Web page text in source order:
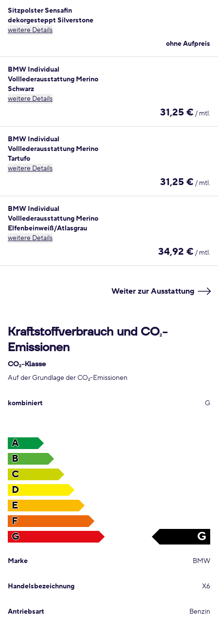
Sitzpolster Sensafin
dekorgesteppt Silverstone
weitere Details
ohne Aufpreis
BMW Individual
Volllederausstattung Merino
Schwarz
weitere Details
31,25 € / mtl.
BMW Individual
Volllederausstattung Merino
Tartufo
weitere Details
31,25 € / mtl.
BMW Individual
Volllederausstattung Merino
Elfenbeinweiß/Atlasgrau
weitere Details
34,92 € / mtl.
Weiter zur Ausstattung
Kraftstoffverbrauch und CO2-
Emissionen
CO2-Klasse
Auf der Grundlage der CO2-Emissionen
kombiniert G
A
B
C
D
E
F
G
G
Marke BMW
Handelsbezeichnung X6
Antriebsart Benzin